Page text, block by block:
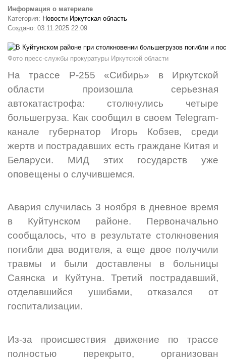
Информация о материале
Категория: Новости Иркутская область
Создано: 03.11.2025 22:09
Фото пресс-службы прокуратуры Иркутской области
На трассе Р-255 «Сибирь» в Иркутской
области произошла серьезная
автокатастрофа: столкнулись четыре
большегруза. Как сообщил в своем Telegram-
канале губернатор Игорь Кобзев, среди
жертв и пострадавших есть граждане Китая и
Беларуси. МИД этих государств уже
оповещены о случившемся.
Авария случилась 3 ноября в дневное время
в Куйтунском районе. Первоначально
сообщалось, что в результате столкновения
погибли два водителя, а еще двое получили
травмы и были доставлены в больницы
Саянска и Куйтуна. Третий пострадавший,
отделавшийся ушибами, отказался от
госпитализации.
Из-за происшествия движение по трассе
полностью перекрыто, организован